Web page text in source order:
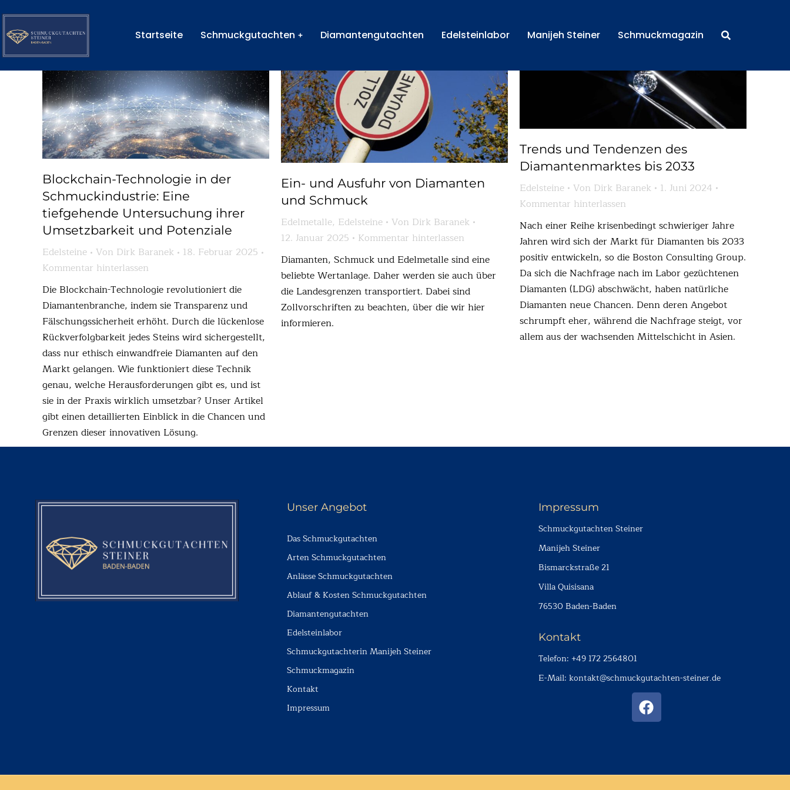
Startseite Schmuckgutachten Diamantengutachten Edelsteinlabor Manijeh Steiner Schmuckmagazin
Blockchain-Technologie in der
Schmuckindustrie: Eine
tiefgehende Untersuchung ihrer
Umsetzbarkeit und Potenziale
Edelsteine Von Dirk Baranek
18. Februar 2025
Kommentar hinterlassen
Die Blockchain-Technologie revolutioniert die
Diamantenbranche, indem sie Transparenz und
Fälschungssicherheit erhöht. Durch die lückenlose
Rückverfolgbarkeit jedes Steins wird sichergestellt,
dass nur ethisch einwandfreie Diamanten auf den
Markt gelangen. Wie funktioniert diese Technik
genau, welche Herausforderungen gibt es, und ist
sie in der Praxis wirklich umsetzbar? Unser Artikel
gibt einen detaillierten Einblick in die Chancen und
Grenzen dieser innovativen Lösung.
Ein- und Ausfuhr von Diamanten
und Schmuck
Edelmetalle, Edelsteine Von Dirk Baranek
12. Januar 2025
Kommentar hinterlassen
Diamanten, Schmuck und Edelmetalle sind eine
beliebte Wertanlage. Daher werden sie auch über
die Landesgrenzen transportiert. Dabei sind
Zollvorschriften zu beachten, über die wir hier
informieren.
Trends und Tendenzen des
Diamantenmarktes bis 2033
Edelsteine Von Dirk Baranek
1. Juni 2024
Kommentar hinterlassen
Nach einer Reihe krisenbedingt schwieriger Jahre
Jahren wird sich der Markt für Diamanten bis 2033
positiv entwickeln, so die Boston Consulting Group.
Da sich die Nachfrage nach im Labor gezüchtenen
Diamanten (LDG) abschwächt, haben natürliche
Diamanten neue Chancen. Denn deren Angebot
schrumpft eher, während die Nachfrage steigt, vor
allem aus der wachsenden Mittelschicht in Asien.
Unser Angebot
Das Schmuckgutachten
Arten Schmuckgutachten
Anlässe Schmuckgutachten
Ablauf & Kosten Schmuckgutachten
Diamantengutachten
Edelsteinlabor
Schmuckgutachterin Manijeh Steiner
Schmuckmagazin
Kontakt
Impressum
Impressum
Schmuckgutachten Steiner
Manijeh Steiner
Bismarckstraße 21
Villa Quisisana
76530 Baden-Baden
Kontakt
Telefon: ‭+49 172 2564801‬
E-Mail: kontakt@schmuckgutachten-steiner.de